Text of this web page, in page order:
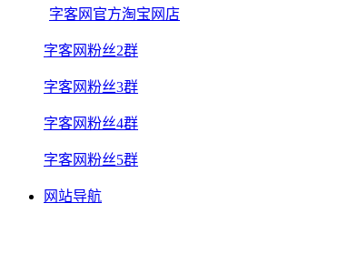
字客网官方淘宝网店
字客网粉丝2群
字客网粉丝3群
字客网粉丝4群
字客网粉丝5群
网站导航